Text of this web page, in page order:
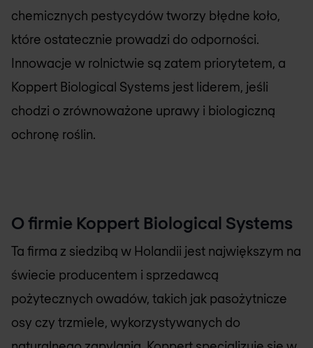
chemicznych pestycydów tworzy błędne koło,
które ostatecznie prowadzi do odporności.
Innowacje w rolnictwie są zatem priorytetem, a
Koppert Biological Systems jest liderem, jeśli
chodzi o zrównoważone uprawy i biologiczną
ochronę roślin.
O firmie Koppert Biological Systems
Ta firma z siedzibą w Holandii jest największym na
świecie producentem i sprzedawcą
pożytecznych owadów, takich jak pasożytnicze
osy czy trzmiele, wykorzystywanych do